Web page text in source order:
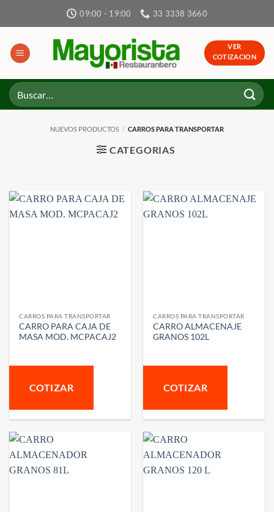
09:00 - 19:00 33 3338 3660
VER
COTIZACION
Buscar
por:
NUEVOS PRODUCTOS / CARROS PARA TRANSPORTAR
CATEGORIAS
CARROS PARA TRANSPORTAR
CARRO PARA CAJA DE
MASA MOD. MCPACAJ2
COTIZAR
CARROS PARA TRANSPORTAR
CARRO ALMACENAJE
GRANOS 102L
COTIZAR